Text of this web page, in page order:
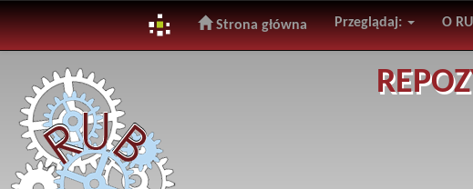
navigation
Strona główna Przeglądaj: O